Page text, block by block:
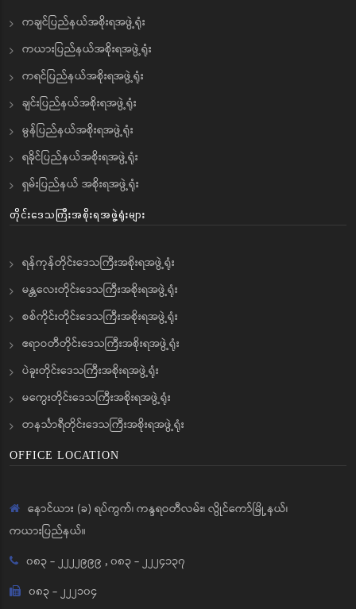
ကချင်ပြည်နယ်အစိုးရအဖွဲ့ရုံး
ကယားပြည်နယ်အစိုးရအဖွဲ့ရုံး
ကရင်ပြည်နယ်အစိုးရအဖွဲ့ရုံး
ချင်းပြည်နယ်အစိုးရအဖွဲ့ရုံး
မွန်ပြည်နယ်အစိုးရအဖွဲ့ရုံး
ရခိုင်ပြည်နယ်အစိုးရအဖွဲ့ရုံး
ရှမ်းပြည်နယ် အစိုးရအဖွဲ့ရုံး
တိုင်းဒေသကြီးအစိုးရအဖွဲ့ရုံးများ
ရန်ကုန်တိုင်းဒေသကြီးအစိုးရအဖွဲ့ရုံး
မန္တလေးတိုင်းဒေသကြီးအစိုးရအဖွဲ့ရုံး
စစ်ကိုင်းတိုင်းဒေသကြီးအစိုးရအဖွဲ့ရုံး
ဧရာဝတီတိုင်းဒေသကြီးအစိုးရအဖွဲ့ရုံး
ပဲခူးတိုင်းဒေသကြီးအစိုးရအဖွဲ့ရုံး
မကွေးတိုင်းဒေသကြီးအစိုးရအဖွဲ့ရုံး
တနင်္သာရီတိုင်းဒေသကြီးအစိုးရအဖွဲ့ရုံး
OFFICE LOCATION
နောင်ယား (ခ) ရပ်ကွက်၊ ကန္ဒရဝတီလမ်း၊ လွိုင်ကော်မြို့နယ်၊
ကယားပြည်နယ်။
၀၈၃ - ၂၂၂၂၉၉၉ ,၀၈၃ - ၂၂၂၄၁၃၇
၀၈၃ - ၂၂၂၁၀၄